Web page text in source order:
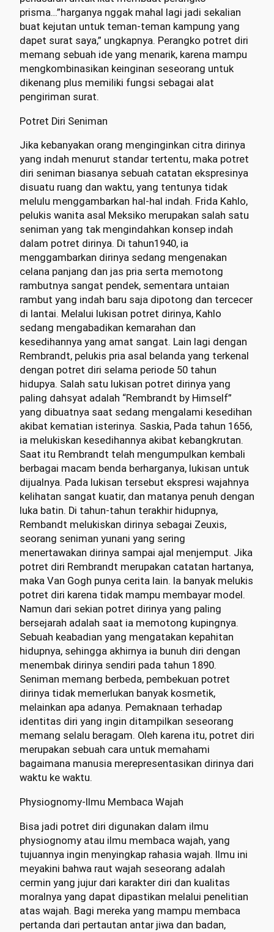
prisma…”harganya nggak mahal lagi jadi sekalian
buat kejutan untuk teman-teman kampung yang
dapet surat saya,” ungkapnya. Perangko potret diri
memang sebuah ide yang menarik, karena mampu
mengkombinasikan keinginan seseorang untuk
dikenang plus memiliki fungsi sebagai alat
pengiriman surat.
Potret Diri Seniman
Jika kebanyakan orang menginginkan citra dirinya
yang indah menurut standar tertentu, maka potret
diri seniman biasanya sebuah catatan ekspresinya
disuatu ruang dan waktu, yang tentunya tidak
melulu menggambarkan hal-hal indah. Frida Kahlo,
pelukis wanita asal Meksiko merupakan salah satu
seniman yang tak mengindahkan konsep indah
dalam potret dirinya. Di tahun1940, ia
menggambarkan dirinya sedang mengenakan
celana panjang dan jas pria serta memotong
rambutnya sangat pendek, sementara untaian
rambut yang indah baru saja dipotong dan tercecer
di lantai. Melalui lukisan potret dirinya, Kahlo
sedang mengabadikan kemarahan dan
kesedihannya yang amat sangat. Lain lagi dengan
Rembrandt, pelukis pria asal belanda yang terkenal
dengan potret diri selama periode 50 tahun
hidupya. Salah satu lukisan potret dirinya yang
paling dahsyat adalah “Rembrandt by Himself”
yang dibuatnya saat sedang mengalami kesedihan
akibat kematian isterinya. Saskia, Pada tahun 1656,
ia melukiskan kesedihannya akibat kebangkrutan.
Saat itu Rembrandt telah mengumpulkan kembali
berbagai macam benda berharganya, lukisan untuk
dijualnya. Pada lukisan tersebut ekspresi wajahnya
kelihatan sangat kuatir, dan matanya penuh dengan
luka batin. Di tahun-tahun terakhir hidupnya,
Rembandt melukiskan dirinya sebagai Zeuxis,
seorang seniman yunani yang sering
menertawakan dirinya sampai ajal menjemput. Jika
potret diri Rembrandt merupakan catatan hartanya,
maka Van Gogh punya cerita lain. Ia banyak melukis
potret diri karena tidak mampu membayar model.
Namun dari sekian potret dirinya yang paling
bersejarah adalah saat ia memotong kupingnya.
Sebuah keabadian yang mengatakan kepahitan
hidupnya, sehingga akhirnya ia bunuh diri dengan
menembak dirinya sendiri pada tahun 1890.
Seniman memang berbeda, pembekuan potret
dirinya tidak memerlukan banyak kosmetik,
melainkan apa adanya. Pemaknaan terhadap
identitas diri yang ingin ditampilkan seseorang
memang selalu beragam. Oleh karena itu, potret diri
merupakan sebuah cara untuk memahami
bagaimana manusia merepresentasikan dirinya dari
waktu ke waktu.
Physiognomy-Ilmu Membaca Wajah
Bisa jadi potret diri digunakan dalam ilmu
physiognomy atau ilmu membaca wajah, yang
tujuannya ingin menyingkap rahasia wajah. Ilmu ini
meyakini bahwa raut wajah seseorang adalah
cermin yang jujur dari karakter diri dan kualitas
moralnya yang dapat dipastikan melalui penelitian
atas wajah. Bagi mereka yang mampu membaca
pertanda dari pertautan antar jiwa dan badan,